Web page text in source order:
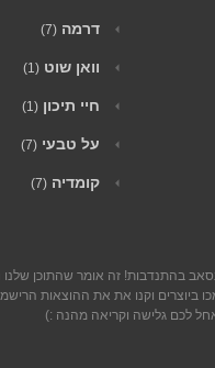
דרמה (7)
וואן שוט (1)
חיי תיכון (1)
על טבעי (7)
קומדיה (7)
בהתנדבות! זה אומר שהתוכן שלנו
ביוצרים וקנו את את ההוצאות
לכם גלישה וקריאה מהנה :)